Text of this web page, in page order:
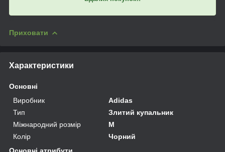
Приховати
Характеристики
Основні
Виробник
Adidas
Тип
Злитий купальник
Міжнародний розмір
M
Колір
Чорний
Основні атрибути